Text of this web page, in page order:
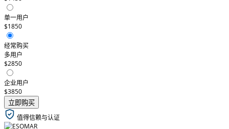
单一用户
$1850
经常购买
多用户
$2850
企业用户
$3850
立即购买
值得信赖与认证